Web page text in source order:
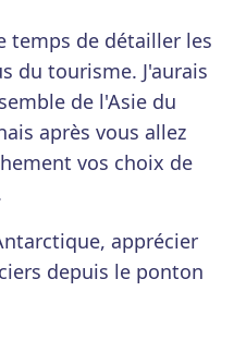
temps de détailler les
du tourisme. J'aurais
de l'Asie du
après vous allez
vos choix de
apprécier
depuis le ponton